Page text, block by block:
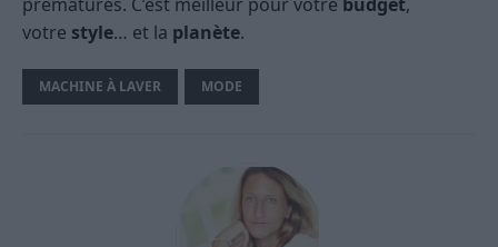
votre style… et la planète.
MACHINE À LAVER MODE